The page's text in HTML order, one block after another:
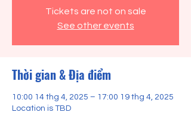
Tickets are not on sale
See other events
Thời gian & Địa điểm
10:00 14 thg 4, 2025 – 17:00 19 thg 4, 2025
Location is TBD